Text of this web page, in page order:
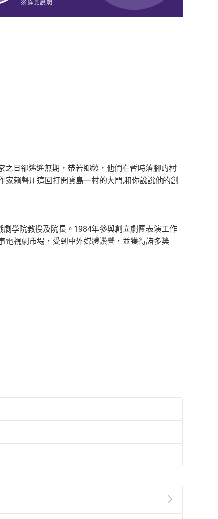
日卻遙遙無期，帶著鄉愁，他們在暫時落腳的村
賴聲川這回打開寶島一村的大門,和你說說他的創
學院教授及院長。1984年參與創立劇團表演工作
電視劇市場，受到中外媒體讚譽，並獲得諸多獎